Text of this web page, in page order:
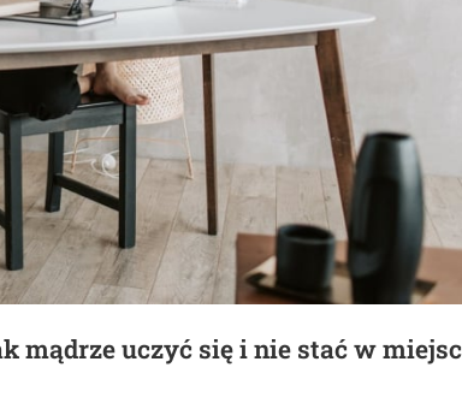
mądrze uczyć się i nie stać w